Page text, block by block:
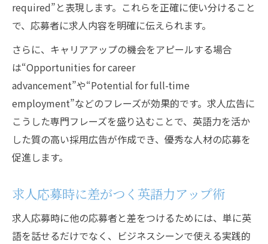
required”と表現します。これらを正確に使い分けること
で、応募者に求人内容を明確に伝えられます。
さらに、キャリアアップの機会をアピールする場合
は“Opportunities for career
advancement”や“Potential for full-time
employment”などのフレーズが効果的です。求人広告に
こうした専門フレーズを盛り込むことで、英語力を活か
した質の高い採用広告が作成でき、優秀な人材の応募を
促進します。
求人応募時に差がつく英語力アップ術
求人応募時に他の応募者と差をつけるためには、単に英
語を話せるだけでなく、ビジネスシーンで使える実践的